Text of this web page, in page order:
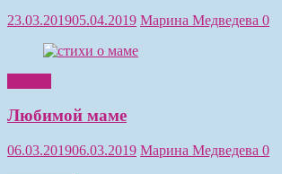
23.03.201905.04.2019 Марина Медведева 0
Любимой маме
06.03.201906.03.2019 Марина Медведева 0